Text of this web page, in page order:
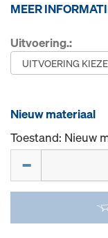
MEER
Uitvoering.:
Nieuw materiaal
Toestand: Nieuw